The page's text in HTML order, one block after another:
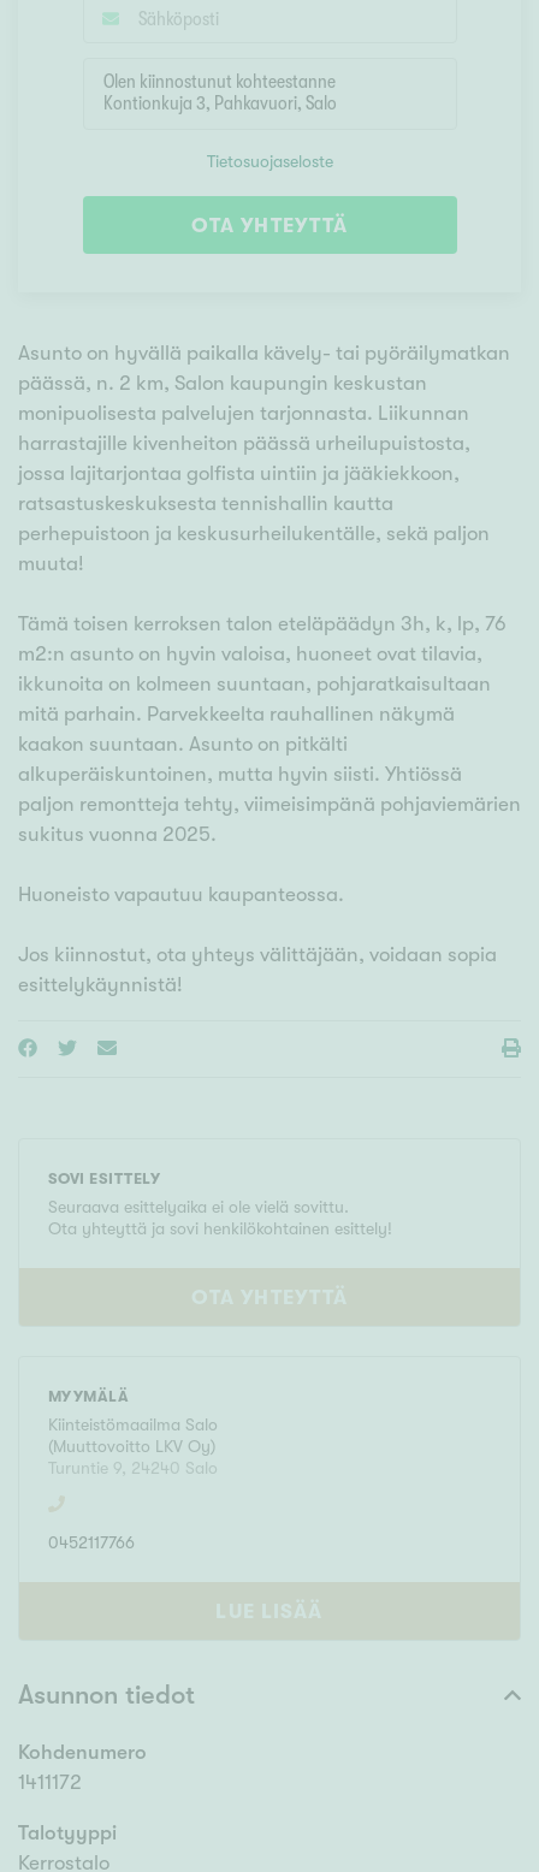
Tietosuojaseloste
OTA YHTEYTTÄ
Asunto on hyvällä paikalla kävely- tai pyöräilymatkan
päässä, n. 2 km, Salon kaupungin keskustan
monipuolisesta palvelujen tarjonnasta. Liikunnan
harrastajille kivenheiton päässä urheilupuistosta,
jossa lajitarjontaa golfista uintiin ja jääkiekkoon,
ratsastuskeskuksesta tennishallin kautta
perhepuistoon ja keskusurheilukentälle, sekä paljon
muuta!
Tämä toisen kerroksen talon eteläpäädyn 3h, k, lp, 76
m2:n asunto on hyvin valoisa, huoneet ovat tilavia,
ikkunoita on kolmeen suuntaan, pohjaratkaisultaan
mitä parhain. Parvekkeelta rauhallinen näkymä
kaakon suuntaan. Asunto on pitkälti
alkuperäiskuntoinen, mutta hyvin siisti. Yhtiössä
paljon remontteja tehty, viimeisimpänä pohjaviemärien
sukitus vuonna 2025.
Huoneisto vapautuu kaupanteossa.
Jos kiinnostut, ota yhteys välittäjään, voidaan sopia
esittelykäynnistä!
SOVI ESITTELY
Seuraava esittelyaika ei ole vielä sovittu.
Ota yhteyttä ja sovi henkilökohtainen esittely!
OTA YHTEYTTÄ
MYYMÄLÄ
Kiinteistömaailma Salo
(Muuttovoitto LKV Oy)
Turuntie 9, 24240 Salo
0452117766
LUE LISÄÄ
Asunnon tiedot
Kohdenumero
1411172
Talotyyppi
Kerrostalo